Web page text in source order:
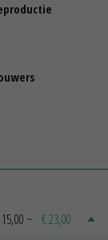
~ € 23,00